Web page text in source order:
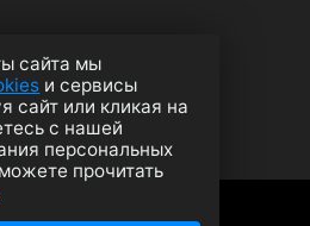
сайта мы
и сервисы
сайт или кликая на
с нашей
персональных
прочитать